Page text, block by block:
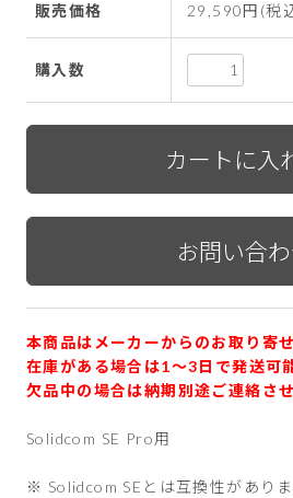
販売価格 29,590円(税
購入数
本商品はメーカーからのお取り寄
在庫がある場合は1〜3日で発送可
欠品中の場合は納期別途ご連絡さ
Solidcom SE Pro用
※ Solidcom SEとは互換性がありま